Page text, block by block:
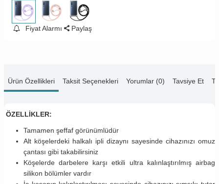
Fiyat Alarmı Paylaş
Ürün Özellikleri Taksit Seçenekleri Yorumlar (0) Tavsiye Et
ÖZELLİKLER:
Tamamen şeffaf görünümlüdür
Alt köşelerdeki halkalı ipli dizaynı sayesinde cihazınızı omuz
çantası gibi takabilirsiniz
Köşelerde darbelere karşı etkili ultra kalınlaştırılmış airbag
silikon bölümler vardır